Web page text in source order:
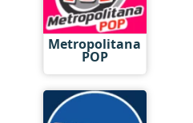
Metropolitana
POP